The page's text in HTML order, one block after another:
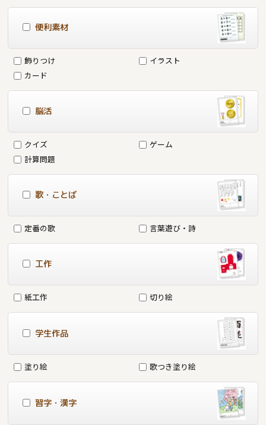
便利素材
飾りつけ
イラスト
カード
脳活
クイズ
ゲーム
計算問題
歌・ことば
定番の歌 言葉遊び・詩
工作
紙工作 切り絵
学生作品
塗り絵 歌つき塗り絵
習字・漢字